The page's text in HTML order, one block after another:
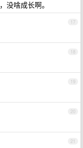
没啥成长啊。
17
18
19
20
21